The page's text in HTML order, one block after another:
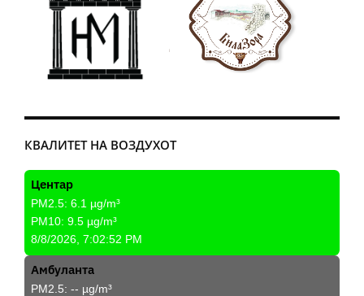
КВАЛИТЕТ НА ВОЗДУХОТ
Центар
PM2.5: 6.1 µg/m³
PM10: 9.5 µg/m³
8/8/2026, 7:02:52 PM
Амбуланта
PM2.5: -- µg/m³